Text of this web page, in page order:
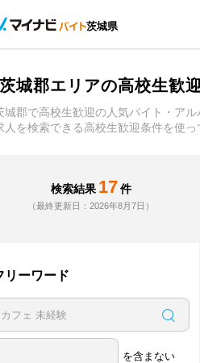
茨城県
城郡エリアの高校生歓
城郡で高校生歓迎の人気バイト・ア
人を検索できる高校生歓迎条件を使っ
検索結果 17 件
（最終更新日：2026年8月7日）
リーワード
を含まない